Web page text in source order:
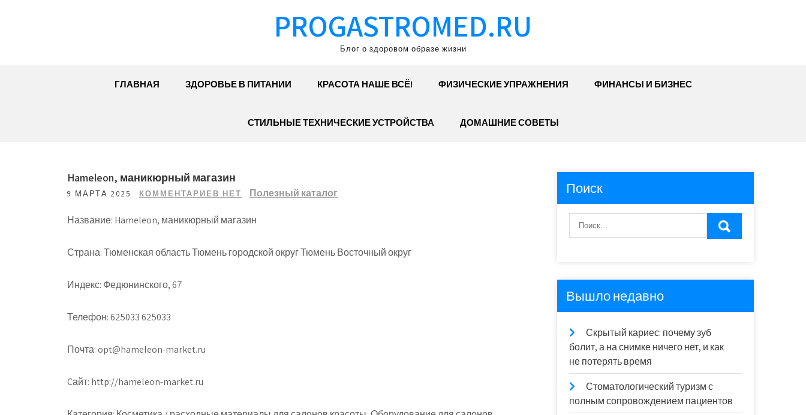
PROGASTROMED.RU
Блог о здоровом образе жизни
ГЛАВНАЯ ЗДОРОВЬЕ В ПИТАНИИ КРАСОТА НАШЕ ВСЁ! ФИЗИЧЕСКИЕ УПРАЖНЕНИЯ ФИНАНСЫ И БИЗНЕС
СТИЛЬНЫЕ ТЕХНИЧЕСКИЕ УСТРОЙСТВА ДОМАШНИЕ СОВЕТЫ
Hameleon, маникюрный магазин
9 МАРТА 2025 КОММЕНТАРИЕВ НЕТ Полезный каталог
Название: Hameleon, маникюрный магазин
Страна: Тюменская область Тюмень городской округ Тюмень Восточный округ
Индекс: Федюнинского, 67
Телефон: 625033 625033
Почта: opt@hameleon-market.ru
Cайт: http://hameleon-market.ru
Поиск
Вышло недавно
Скрытый кариес: почему зуб
болит, а на снимке ничего нет, и как
не потерять время
Стоматологический туризм с
полным сопровождением пациентов